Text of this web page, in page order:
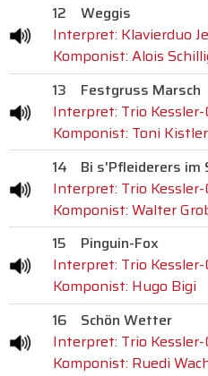
12
Weggis
Interpret: Klavierduo
Komponist: Alois
13
Festgruss Marsch
Interpret: Trio
Komponist: Toni Kistler
14
Bi s'Pfleiderers im
Interpret: Trio
Komponist: Walter
15
Pinguin-Fox
Interpret: Trio
Komponist: Hugo Bigi
16
Schön Wetter
Interpret: Trio
Komponist: Ruedi